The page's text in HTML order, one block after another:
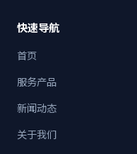
快速导航
首页
服务产品
新闻动态
关于我们